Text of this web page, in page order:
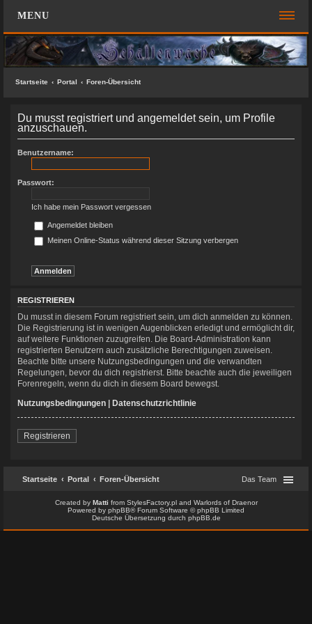
MENU
FOREN-ÜBERSICHT
Aktive Themen
Suche
REGISTRIEREN
KONTAKT
SUCHE
Startseite Portal Foren-Übersicht
Du musst registriert und angemeldet sein, um Profile
anzuschauen.
Benutzername:
Passwort:
Ich habe mein Passwort vergessen
Angemeldet bleiben
Meinen Online-Status während dieser Sitzung verbergen
REGISTRIEREN
Du musst in diesem Forum registriert sein, um dich anmelden zu können.
Die Registrierung ist in wenigen Augenblicken erledigt und ermöglicht dir,
auf weitere Funktionen zuzugreifen. Die Board-Administration kann
registrierten Benutzern auch zusätzliche Berechtigungen zuweisen.
Beachte bitte unsere Nutzungsbedingungen und die verwandten
Regelungen, bevor du dich registrierst. Bitte beachte auch die jeweiligen
Forenregeln, wenn du dich in diesem Board bewegst.
Nutzungsbedingungen | Datenschutzrichtlinie
Registrieren
Startseite Portal Foren-Übersicht Das Team
Created by Matti from StylesFactory.pland Warlords of Draenor
Powered by phpBB® Forum Software © phpBB Limited
Deutsche Übersetzung durch phpBB.de